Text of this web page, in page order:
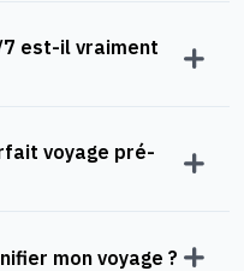
est-il vraiment
voyage pré-
mon voyage ?